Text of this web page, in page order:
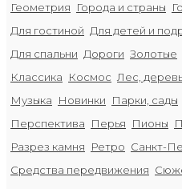
Геометрия
Города и страны
Для гостиной Для детей и
Для спальни Дороги Золотые
Классика
Космос Лес,
Музыка
Новинки Парки, сады
Перспектива
Перья Пионы
Разрез камня
Ретро Санкт-
Средства передвижения